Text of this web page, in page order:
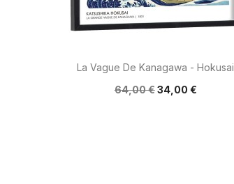
Aperçu rapide
La Vague De Kanagawa - Hokusai
64,00 €34,00 €